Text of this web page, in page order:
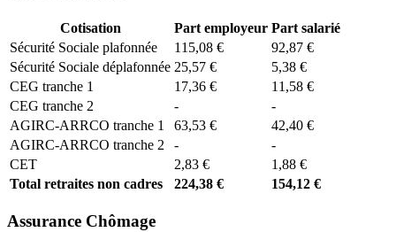
Cotisation Part employeur Part salarié
Sécurité Sociale plafonnée
115,08 €
92,87 €
Sécurité Sociale déplafonnée 25,57 €
5,38 €
CEG tranche 1
17,36 €
11,58 €
CEG tranche 2
-
-
AGIRC-ARRCO tranche 1
63,53 €
42,40 €
AGIRC-ARRCO tranche 2
-
-
CET
2,83 €
1,88 €
Total retraites non cadres
224,38 € 154,12 €
Assurance Chômage